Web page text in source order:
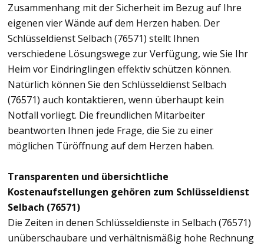
Zusammenhang mit der Sicherheit im Bezug auf Ihre
eigenen vier Wände auf dem Herzen haben. Der
Schlüsseldienst Selbach (76571) stellt Ihnen
verschiedene Lösungswege zur Verfügung, wie Sie Ihr
Heim vor Eindringlingen effektiv schützen können.
Natürlich können Sie den Schlüsseldienst Selbach
(76571) auch kontaktieren, wenn überhaupt kein
Notfall vorliegt. Die freundlichen Mitarbeiter
beantworten Ihnen jede Frage, die Sie zu einer
möglichen Türöffnung auf dem Herzen haben.
Transparenten und übersichtliche
Kostenaufstellungen gehören zum Schlüsseldienst
Selbach (76571)
Die Zeiten in denen Schlüsseldienste in Selbach (76571)
unüberschaubare und verhältnismäßig hohe Rechnung